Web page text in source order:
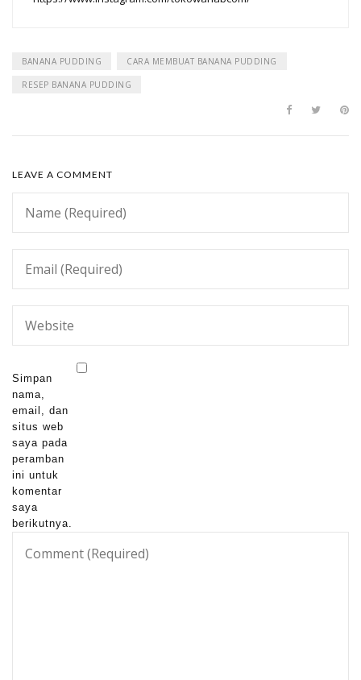
BANANA PUDDING CARA MEMBUAT BANANA PUDDING
RESEP BANANA PUDDING
LEAVE A COMMENT
Simpan
nama,
email, dan
situs web
saya pada
peramban
ini untuk
komentar
saya
berikutnya.